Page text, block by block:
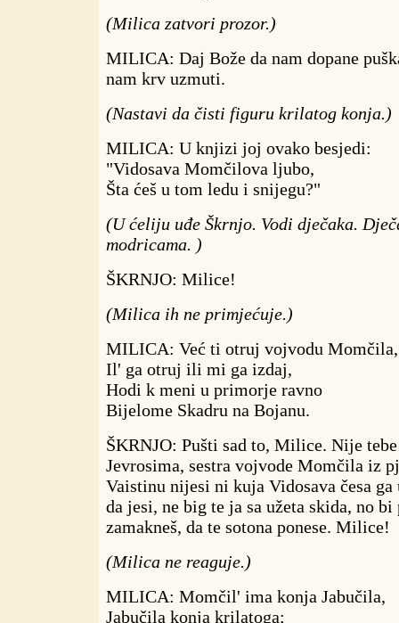
(Milica zatvori prozor.)
MILICA: Daj Bože da nam dopane
nam krv uzmuti.
(Nastavi da čisti figuru krilatog konja.)
MILICA: U knjizi joj ovako besjedi:
"Vidosava Momčilova ljubo,
Šta ćeš u tom ledu i snijegu?"
(U ćeliju uđe Škrnjo. Vodi dječaka.
modricama. )
ŠKRNJO: Milice!
(Milica ih ne primjećuje.)
MILICA: Već ti otruj vojvodu Momčila,
Il' ga otruj ili mi ga izdaj,
Hodi k meni u primorje ravno
Bijelome Skadru na Bojanu.
ŠKRNJO: Pušti sad to, Milice. Nije
Jevrosima, sestra vojvode Momčila iz
Vaistinu nijesi ni kuja Vidosava česa
da jesi, ne big te ja sa užeta skida, no bi
zamakneš, da te sotona ponese. Milice!
(Milica ne reaguje.)
MILICA: Momčil' ima konja Jabučila,
Jabučila konja krilatoga;